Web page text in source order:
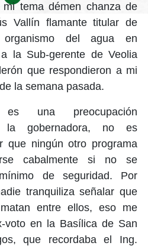
tema démen chanza de
Vallín flamante titular de
del agua en
la Sub-gerente de Veolia
que respondieron a mi
la semana pasada.
una preocupación
la gobernadora, no es
que ningún otro programa
cabalmente si no se
de seguridad. Por
tranquiliza señalar que
entre ellos, eso me
voto en la Basílica de San
que recordaba el Ing.